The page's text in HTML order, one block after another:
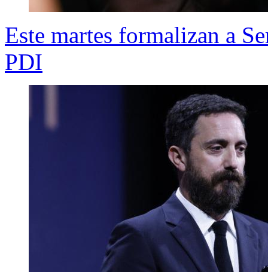
Este martes formalizan a
PDI